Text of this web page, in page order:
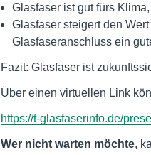
Glasfaser ist gut fürs
Glasfaser steigert den
Glasfaseranschluss ein
Fazit: Glasfaser ist
Über einen virtuellen Link
https://t-glasfaserinfo.de/
Wer nicht warten möchte,